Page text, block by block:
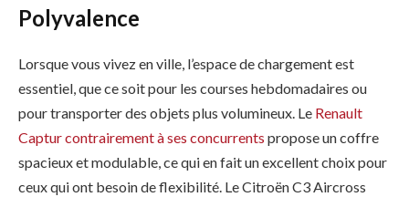
Polyvalence
Lorsque vous vivez en ville, l’espace de chargement est
essentiel, que ce soit pour les courses hebdomadaires ou
pour transporter des objets plus volumineux. Le Renault
Captur contrairement à ses concurrents propose un coffre
spacieux et modulable, ce qui en fait un excellent choix pour
ceux qui ont besoin de flexibilité. Le Citroën C3 Aircross